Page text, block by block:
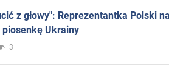
z głowy": Reprezentantka Polski
Ukrainy
3